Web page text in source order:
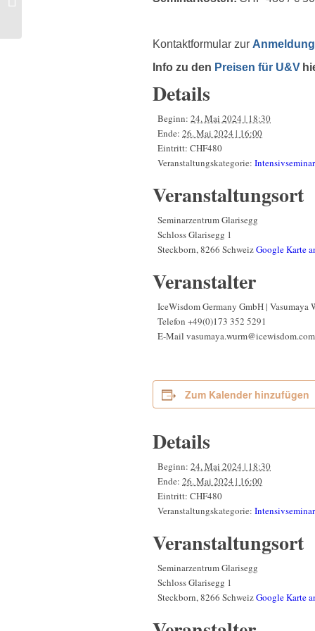
Kontaktformular zur Anmeldung
Info zu den Preisen für U&V
Details
Beginn: 24. Mai 2024 | 18:30
Ende: 26. Mai 2024 | 16:00
Eintritt: CHF480
Veranstaltungskategorie: Intensivseminar
Veranstaltungsort
Seminarzentrum Glarisegg
Schloss Glarisegg 1
Steckborn,8266 SchweizGoogle Karte
Veranstalter
IceWisdom Germany GmbH | Vasumaya
Telefon +49(0)173 352 5291
E-Mail vasumaya.wurm@icewisdom.com
Zum Kalender hinzufügen
Details
Beginn: 24. Mai 2024 | 18:30
Ende: 26. Mai 2024 | 16:00
Eintritt: CHF480
Veranstaltungskategorie: Intensivseminar
Veranstaltungsort
Seminarzentrum Glarisegg
Schloss Glarisegg 1
Steckborn,8266 SchweizGoogle Karte